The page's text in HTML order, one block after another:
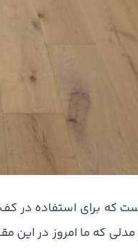
که برای استفاده در
مدلی که ما امروز در